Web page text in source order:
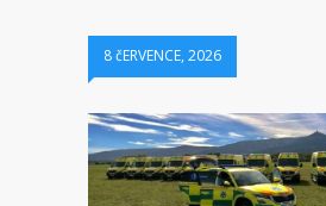
8 čERVENCE, 2026